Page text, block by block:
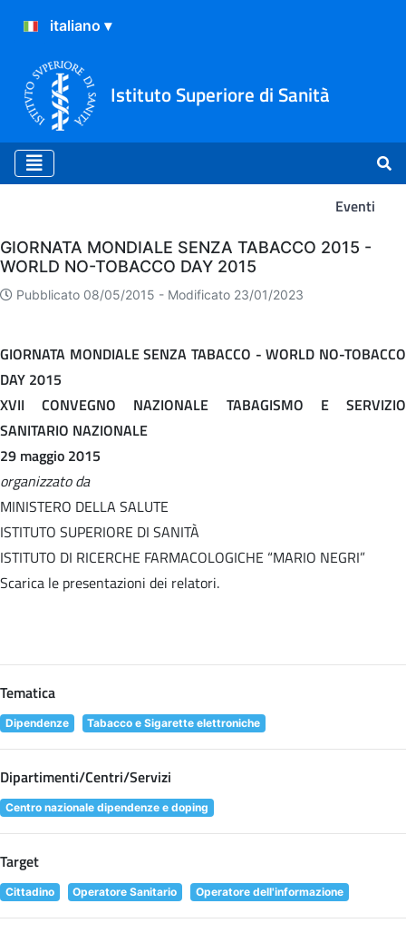
Istituto Superiore di Sanità
Eventi
Eventi
GIORNATA MONDIALE SENZA TABACCO 2015 -
WORLD NO-TOBACCO DAY 2015
Pubblicato 08/05/2015 - Modificato 23/01/2023
GIORNATA MONDIALE SENZA TABACCO - WORLD NO-TOBACCO
DAY 2015
XVII CONVEGNO NAZIONALE TABAGISMO E SERVIZIO
SANITARIO NAZIONALE
29 maggio 2015
organizzato da
MINISTERO DELLA SALUTE
ISTITUTO SUPERIORE DI SANITÀ
ISTITUTO DI RICERCHE FARMACOLOGICHE “MARIO NEGRI”
Scarica le presentazioni dei relatori.
Tematica
Dipendenze Tabacco e Sigarette elettroniche
Dipartimenti/Centri/Servizi
Centro nazionale dipendenze e doping
Target
Cittadino Operatore Sanitario Operatore dell'informazione